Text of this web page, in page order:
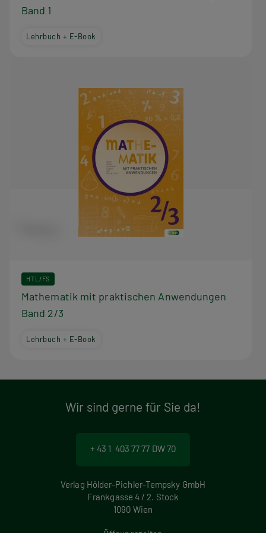
Band 1
Lehrbuch + E-Book
HTL/FS
Mathematik mit praktischen Anwendungen
Band 2/3
Lehrbuch + E-Book
Wir sind gerne für Sie da!
+ 43 1 403 77 77 DW 70
Verlag Hölder-Pichler-Tempsky GmbH
Frankgasse 4 / 2. Stock
1090 Wien